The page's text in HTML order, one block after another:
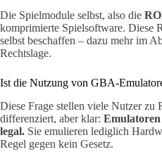
Die Spielmodule selbst, also die
komprimierte Spielsoftware. Diese
selbst beschaffen – dazu mehr im
Rechtslage.
Ist die Nutzung von GBA-
Diese Frage stellen viele Nutzer zu
differenziert, aber klar: Emulatoren
legal. Sie emulieren lediglich
Regel gegen kein Gesetz.